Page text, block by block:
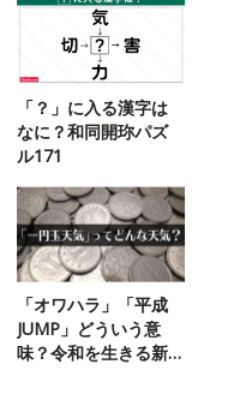
「？」に入る漢字は
なに？和同開珎パズ
ル171
「オワハラ」「平成
JUMP」どういう意
味？令和を生きる新